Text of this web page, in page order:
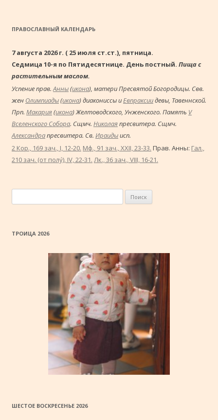
ПРАВОСЛАВНЫЙ КАЛЕНДАРЬ
7 августа 2026 г. ( 25 июля ст.ст.), пятница.
Седмица 10-я по Пятидесятнице. День постный. Пища с
растительным маслом.
Успение прав. Анны(икона), матери Пресвятой Богородицы. Свв.
жен Олимпиады(икона) диакониссы и Евпраксиидевы, Тавеннской.
Прп. Макария(икона) Желтоводского, Унженского. Память V
Вселенского Собора. Сщмч. Николаяпресвитера. Сщмч.
Александрапресвитера. Св. Ираидыисп.
2 Кор., 169 зач., I, 12-20. Мф., 91 зач., XXII, 23-33. Прав. Анны: Гал.,
210 зач. (от полу́), IV, 22-31. Лк., 36 зач., VIII, 16-21.
ТРОИЦА 2026
ШЕСТОЕ ВОСКРЕСЕНЬЕ 2026